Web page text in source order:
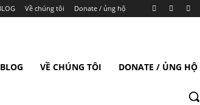
Về chúng tôi Donate / ủng hộ
BLOG VỀ CHÚNG TÔI DONATE / ỦNG HỘ